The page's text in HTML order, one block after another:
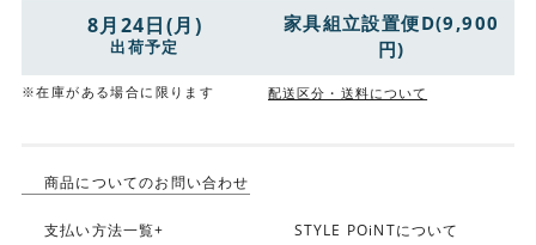
8月24日(月)
出荷予定
※在庫がある場合に限ります
家具組立設置便D(9,900
円)
配送区分・送料について
商品についてのお問い合わせ
支払い方法一覧+
STYLE POiNTについて